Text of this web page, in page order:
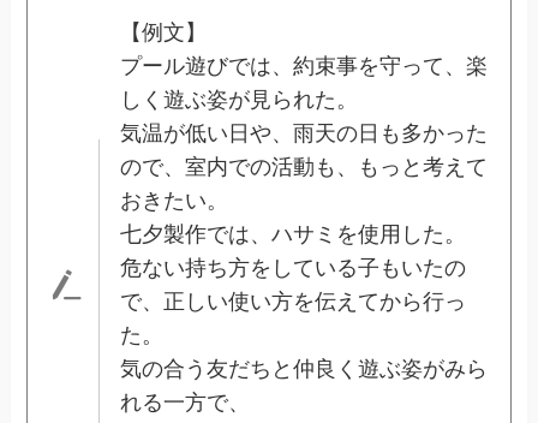
【例文】
プール遊びでは、約束事を守って、楽
しく遊ぶ姿が見られた。
気温が低い日や、雨天の日も多かった
ので、室内での活動も、もっと考えて
おきたい。
七夕製作では、ハサミを使用した。
危ない持ち方をしている子もいたの
で、正しい使い方を伝えてから行っ
た。
気の合う友だちと仲良く遊ぶ姿がみら
れる一方で、